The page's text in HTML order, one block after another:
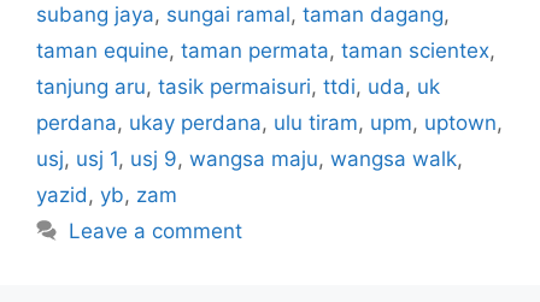
subang jaya, sungai ramal, taman dagang,
taman equine, taman permata, taman scientex,
tanjung aru, tasik permaisuri, ttdi, uda, uk
perdana, ukay perdana, ulu tiram, upm, uptown,
usj, usj 1, usj 9, wangsa maju, wangsa walk,
yazid , yb, zam
Leave a comment